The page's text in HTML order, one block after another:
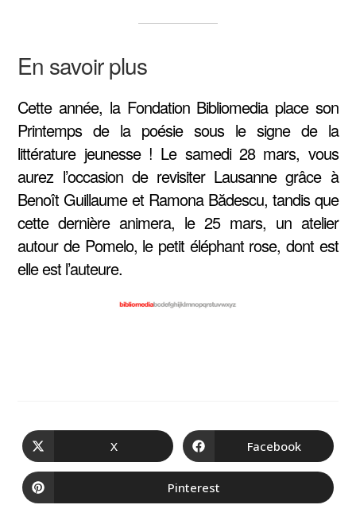
En savoir plus
Cette année, la Fondation Bibliomedia place son
Printemps de la poésie sous le signe de la
littérature jeunesse ! Le samedi 28 mars, vous
aurez l’occasion de revisiter Lausanne grâce à
Benoît Guillaume et Ramona Bădescu, tandis que
cette dernière animera, le 25 mars, un atelier
autour de Pomelo, le petit éléphant rose, dont est
elle est l’auteure.
X Facebook
Pinterest